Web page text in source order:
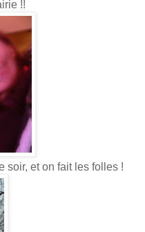
!!
soir, et on fait les folles !